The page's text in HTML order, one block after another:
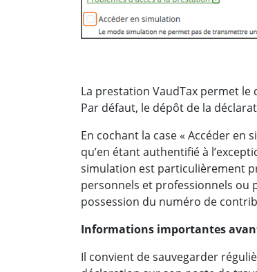
La prestation VaudTax permet
Par défaut, le dépôt de la
En cochant la case « Accéder en
qu’en étant authentifié à
simulation est particulièrement
personnels et professionnels ou
possession du numéro de
Informations importantes
Il convient de sauvegarder